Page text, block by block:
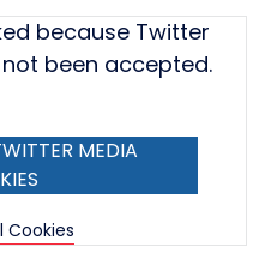
because Twitter
been accepted.
MEDIA
Cookies